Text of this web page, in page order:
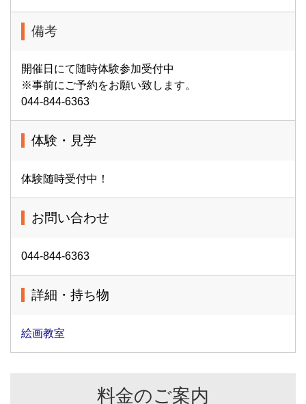
備考
開催日にて随時体験参加受付中
※事前にご予約をお願い致します。
044-844-6363
体験・見学
体験随時受付中！
お問い合わせ
044-844-6363
詳細・持ち物
絵画教室
料金のご案内